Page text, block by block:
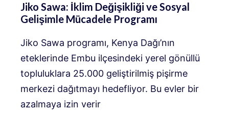
Jiko Sawa: İklim Değişikliği ve Sosyal
Gelişimle Mücadele Programı
Jiko Sawa programı, Kenya Dağı’nın
eteklerinde Embu ilçesindeki yerel gönüllü
topluluklara 25.000 geliştirilmiş pişirme
merkezi dağıtmayı hedefliyor. Bu evler bir
azalmaya izin verir